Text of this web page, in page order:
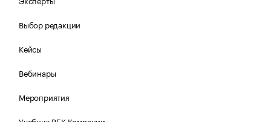
Выбор редакции
Кейсы
Вебинары
Мероприятия